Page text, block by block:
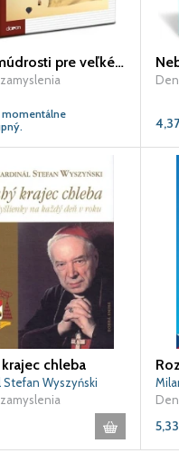
Malé múdrosti pre veľké životné cesty
momentálne
4,37
chleba
Stefan Wyszyński
5,33